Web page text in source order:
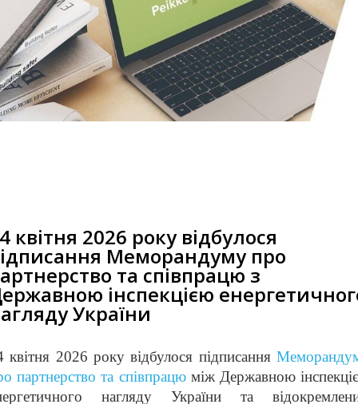
квітня 2026 року відбулося
Меморандуму про
та співпрацю з
інспекцією
України
квітня 2026 року відбулося підписання
партнерство та співпрацю між Державною
нагляду України та